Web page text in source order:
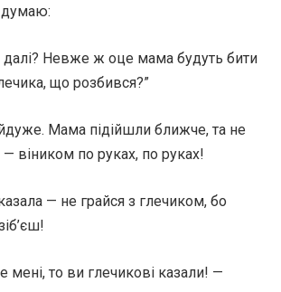
думаю:
далі? Невже ж оце мама будуть бити
що розбився?”
Мама підійшли ближче, та не
віником по руках, по руках!
— не грайся з глечиком, бо
то ви глечикові казали! —